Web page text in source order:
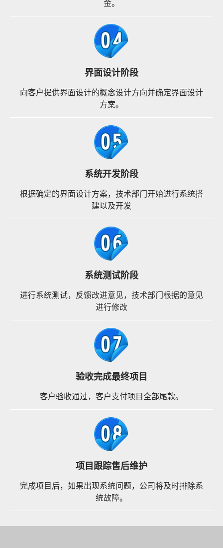
金。
界面设计阶段
向客户提供界面设计的概念设计方向并确定界面设计
方案。
系统开发阶段
根据确定的界面设计方案，技术部门开始进行系统搭
建以及开发
系统测试阶段
进行系统测试，反馈改进意见，技术部门根据的意见
进行修改
验收完成最终项目
客户验收通过，客户支付项目全部尾款。
项目跟踪售后维护
完成项目后，如果出现系统问题，公司将及时排除系
统故障。